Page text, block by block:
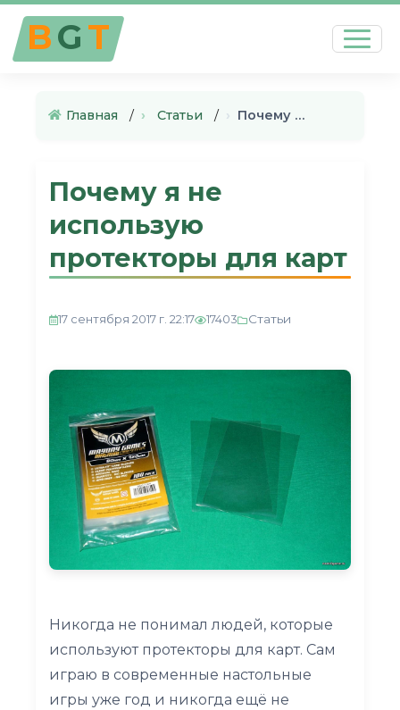
BGT
Главная › Статьи › Почему я не использую протект…
Почему я не
использую
протекторы для карт
17 сентября 2017 г. 22:17 17403 Статьи
Никогда не понимал людей, которые
используют протекторы для карт. Сам
играю в современные настольные
игры уже год и никогда ещё не